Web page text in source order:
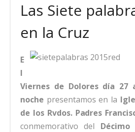
Las Siete
en la Cruz
E
l
Viernes de Dolores día 27
noche presentamos en la
de los Rvdos. Padres
conmemorativo del